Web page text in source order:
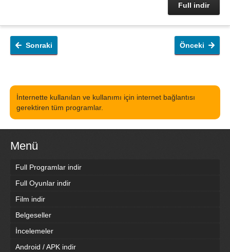
Full indir
Önceki
Sonraki
İnternette kullanılan ve kullanımı için internet bağlantısı
gerektiren tüm programlar.
Menü
Full Programlar indir
Full Oyunlar indir
Film indir
Belgeseller
İncelemeler
Android / APK indir